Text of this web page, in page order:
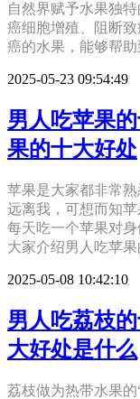
自然界赋予水果独
癌细胞增殖、阻断
癌的水果，能够帮助
2025-05-23 09:54:49
男人吃苹果
果的十大好处
苹果是大家都非常
远离我，可想而知
每天吃一个苹果对
大家介绍男人吃苹
2025-05-08 10:42:10
男人吃荔枝
大好处是什么
荔枝做为热带水果